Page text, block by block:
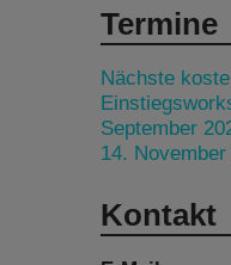
Termine
Nächste
September
14. November
Kontakt